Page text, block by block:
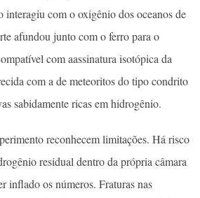
interagiu com o oxigênio dos oceanos de
afundou junto com o ferro para o
com aassinatura isotópica da
com a de meteoritos do tipo condrito
sabidamente ricas em hidrogênio.
reconhecem limitações. Há risco
residual dentro da própria câmara
inflado os números. Fraturas nas